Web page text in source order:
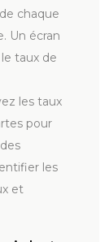
chaque
Un écran
taux de
les taux
pour
les
et